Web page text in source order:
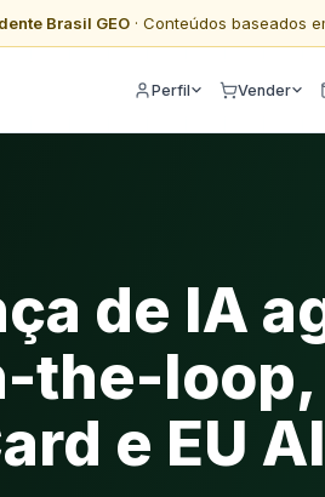
Brasil GEO· Conteúdos baseados
Perfil Vender
de IA
the-loop,
e EU